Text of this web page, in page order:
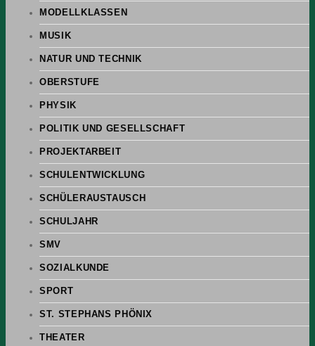
MODELLKLASSEN
MUSIK
NATUR UND TECHNIK
OBERSTUFE
PHYSIK
POLITIK UND GESELLSCHAFT
PROJEKTARBEIT
SCHULENTWICKLUNG
SCHÜLERAUSTAUSCH
SCHULJAHR
SMV
SOZIALKUNDE
SPORT
ST. STEPHANS PHÖNIX
THEATER